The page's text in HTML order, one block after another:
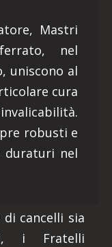
Mastri
nel
uniscono al
cura
robusti e
duraturi nel
di cancelli sia
i Fratelli